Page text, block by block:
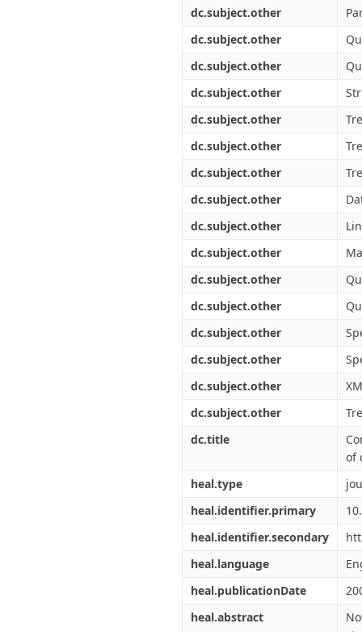
dc.subject.other
dc.subject.other
dc.subject.other
dc.subject.other
dc.subject.other
dc.subject.other
dc.subject.other
dc.subject.other
dc.subject.other
dc.subject.other
dc.subject.other
dc.subject.other
dc.subject.other
dc.subject.other
dc.subject.other
dc.subject.other
dc.title
of
heal.type
heal.identifier.primary
heal.identifier.secondary
heal.language
heal.publicationDate
heal.abstract